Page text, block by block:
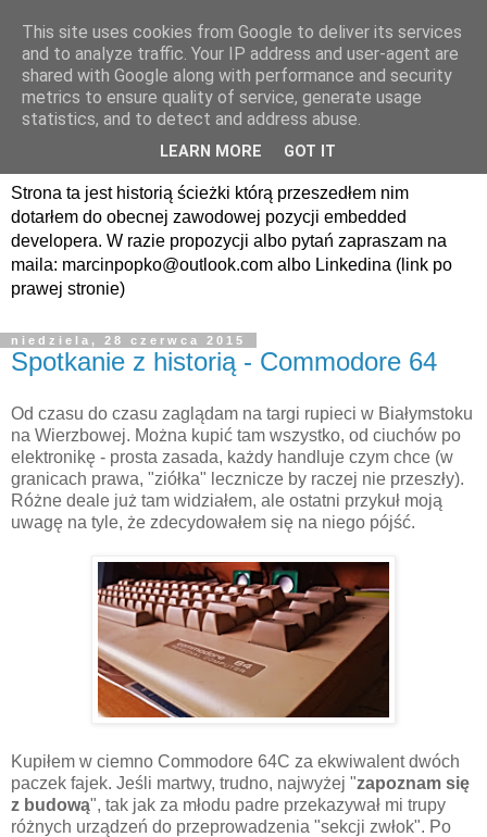
avrland.it - nic co
nerdowskie nie jest mi
Strona ta jest historią ścieżki którą przeszedłem nim
dotarłem do obecnej zawodowej pozycji embedded
developera. W razie propozycji albo pytań zapraszam na
maila: marcinpopko@outlook.com albo Linkedina (link po
prawej stronie)
niedziela, 28 czerwca 2015
Spotkanie z historią - Commodore 64
Od czasu do czasu zaglądam na targi rupieci w Białymstoku
na Wierzbowej. Można kupić tam wszystko, od ciuchów po
elektronikę - prosta zasada, każdy handluje czym chce (w
granicach prawa, "ziółka" lecznicze by raczej nie przeszły).
Różne deale już tam widziałem, ale ostatni przykuł moją
uwagę na tyle, że zdecydowałem się na niego pójść.
Kupiłem w ciemno Commodore 64C za ekwiwalent dwóch
paczek fajek. Jeśli martwy, trudno, najwyżej "zapoznam się
z budową", tak jak za młodu padre przekazywał mi trupy
różnych urządzeń do przeprowadzenia "sekcji zwłok". Po
This site uses cookies from Google to deliver its services
and to analyze traffic. Your IP address and user-agent are
shared with Google along with performance and security
metrics to ensure quality of service, generate usage
statistics, and to detect and address abuse.
LEARN MORE GOT IT